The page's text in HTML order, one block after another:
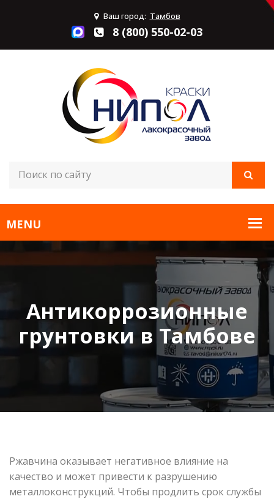
Ваш город: Тамбов
8 (800) 550-02-03
Антикоррозионные
грунтовки в Тамбове
Ржавчина оказывает негативное влияние на
качество и может привести к разрушению
металлоконструкций. Чтобы продлить срок службы